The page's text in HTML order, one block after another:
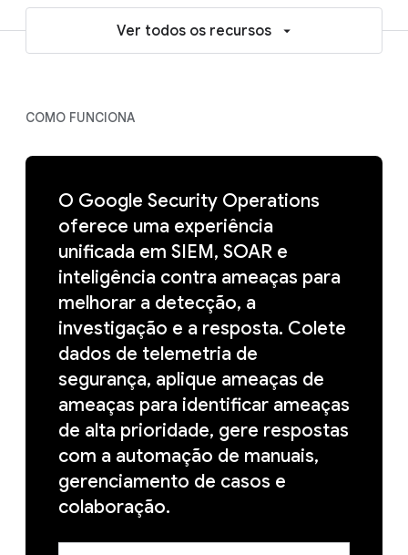
Ver todos os recursos
COMO FUNCIONA
O Google Security Operations
oferece uma experiência
unificada em SIEM, SOAR e
inteligência contra ameaças para
melhorar a detecção, a
investigação e a resposta. Colete
dados de telemetria de
segurança, aplique ameaças de
ameaças para identificar ameaças
de alta prioridade, gere respostas
com a automação de manuais,
gerenciamento de casos e
colaboração.